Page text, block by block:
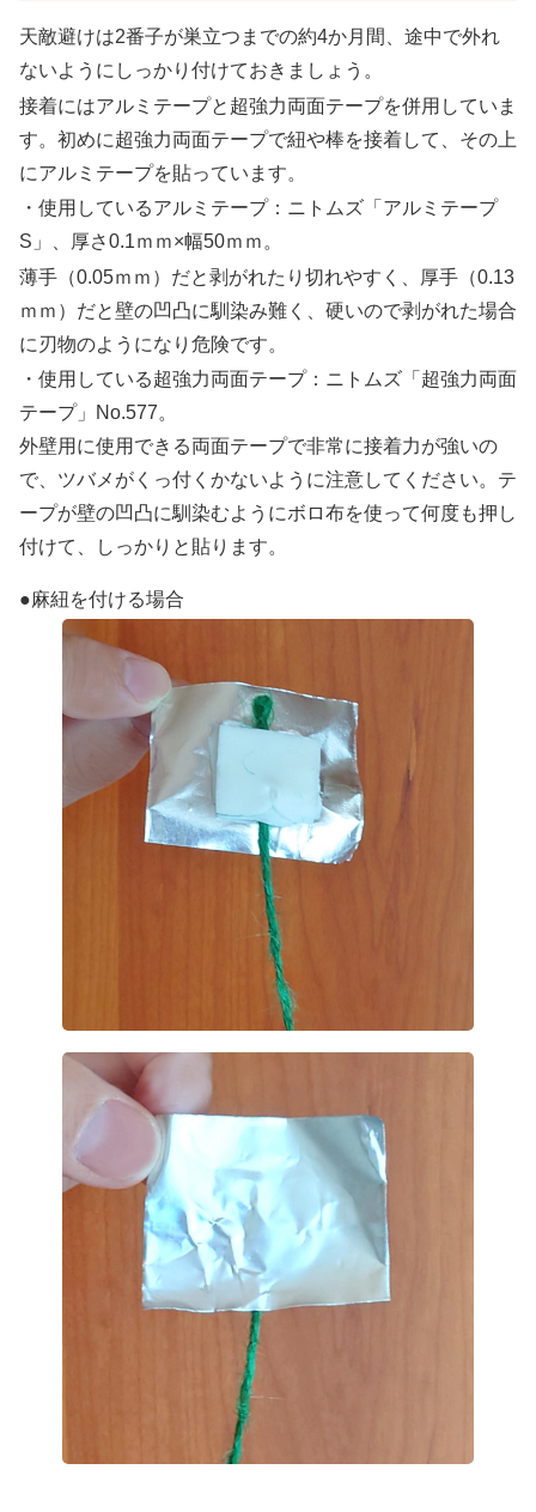
天敵避けは2番子が巣立つまでの約4か月間、途中で外れ
ないようにしっかり付けておきましょう。
接着にはアルミテープと超強力両面テープを併用していま
す。初めに超強力両面テープで紐や棒を接着して、その上
にアルミテープを貼っています。
・使用しているアルミテープ：ニトムズ「アルミテープ
S」、厚さ0.1ｍｍ×幅50ｍｍ。
薄手（0.05ｍｍ）だと剥がれたり切れやすく、厚手（0.13
ｍｍ）だと壁の凹凸に馴染み難く、硬いので剥がれた場合
に刃物のようになり危険です。
・使用している超強力両面テープ：ニトムズ「超強力両面
テープ」No.577。
外壁用に使用できる両面テープで非常に接着力が強いの
で、ツバメがくっ付くかないように注意してください。テ
ープが壁の凹凸に馴染むようにボロ布を使って何度も押し
付けて、しっかりと貼ります。
●麻紐を付ける場合